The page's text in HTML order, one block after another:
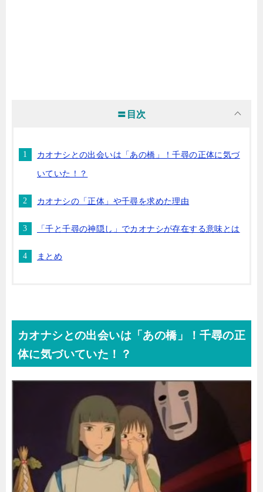
〓目次
カオナシとの出会いは「あの橋」！千尋の正体に気づ
いていた！？
カオナシの「正体」や千尋を求めた理由
「千と千尋の神隠し」でカオナシが存在する意味とは
まとめ
カオナシとの出会いは「あの橋」！千尋の正
体に気づいていた！？